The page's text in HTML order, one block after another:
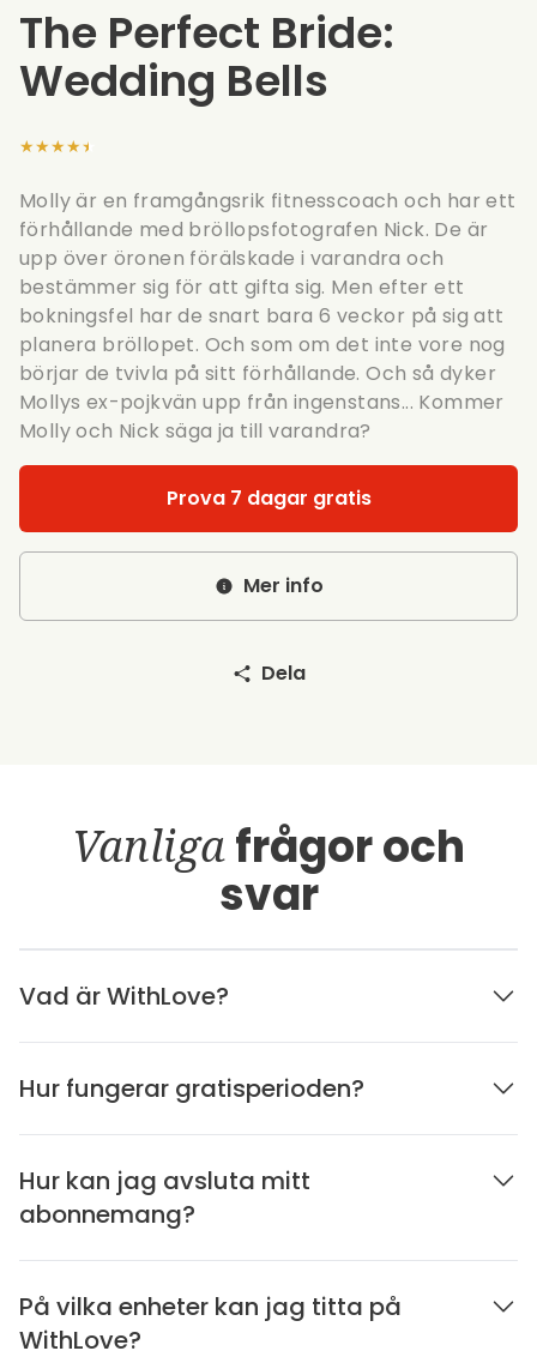
The Perfect Bride:
Wedding Bells
★★★★★
Molly är en framgångsrik fitnesscoach och har ett
förhållande med bröllopsfotografen Nick. De är
upp över öronen förälskade i varandra och
bestämmer sig för att gifta sig. Men efter ett
bokningsfel har de snart bara 6 veckor på sig att
planera bröllopet. Och som om det inte vore nog
börjar de tvivla på sitt förhållande. Och så dyker
Mollys ex-pojkvän upp från ingenstans... Kommer
Molly och Nick säga ja till varandra?
Prova 7 dagar gratis
Mer info
Dela
Vanligafrågor och
svar
Vad är WithLove?
Hur fungerar gratisperioden?
Hur kan jag avsluta mitt
abonnemang?
På vilka enheter kan jag titta på
WithLove?